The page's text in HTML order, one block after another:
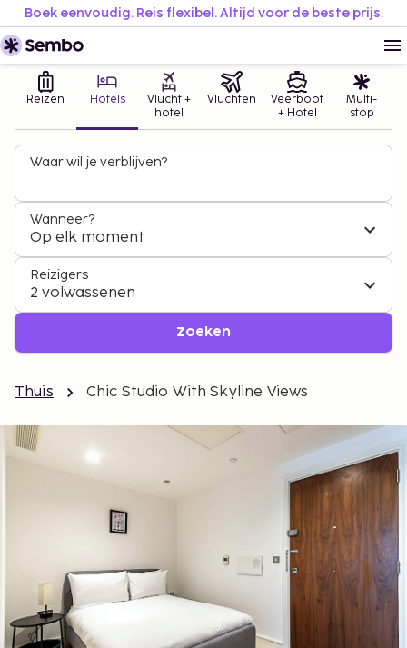
Boek eenvoudig. Reis flexibel. Altijd voor de beste prijs.
Reizen Hotels
Vlucht +
hotel
Vluchten
Veerboot
+ Hotel
Multi-
stop
Waar wil je verblijven?
Wanneer?
Op elk moment
Reizigers
2 volwassenen
Zoeken
Thuis Chic Studio With Skyline Views